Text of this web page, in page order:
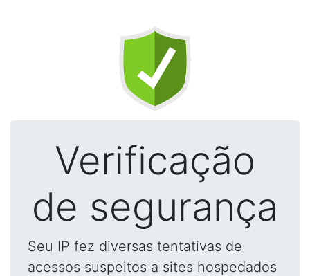
Verificação
de segurança
Seu IP fez diversas tentativas de
acessos suspeitos a sites hospedados